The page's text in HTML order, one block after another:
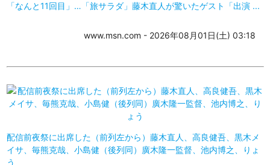
「なんと11回目」…「旅サラダ」藤木直人が驚いたゲスト「出演 ...
www.msn.com - 2026年08月01日(土) 03:18
配信前夜祭に出席した（前列左から）藤木直人、高良健吾、黒木メ
イサ、毎熊克哉、小島健（後列同）廣木隆一監督、池内博之、りょ
う